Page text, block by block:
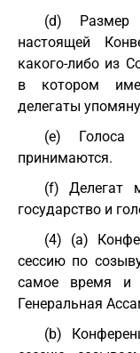
(d) Размер
настоящей
какого-либо из
в котором
делегаты
(e) Голоса
принимаются.
(f) Делегат
государство и
(4) (a)
сессию по
самое время
Генеральная
(b)